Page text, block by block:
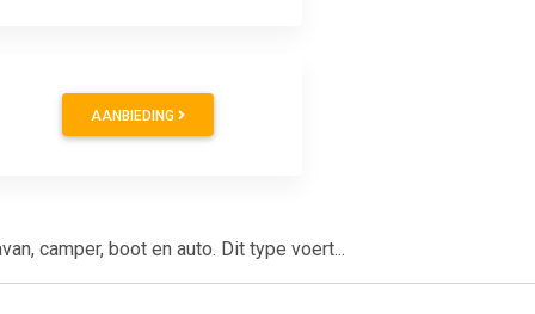
AANBIEDING
camper, boot en auto. Dit type voert...